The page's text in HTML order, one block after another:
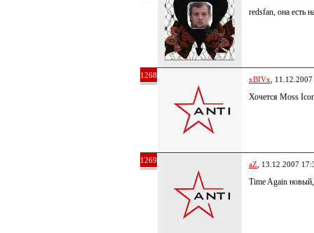
redsfan, она есть
1268 xBIVx ,
Хочется Moss
1269 aZ , 13.12.2007
Time Again